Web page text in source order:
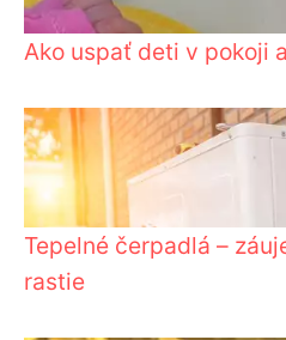
Ako uspať deti v pokoji
Tepelné čerpadlá –
rastie